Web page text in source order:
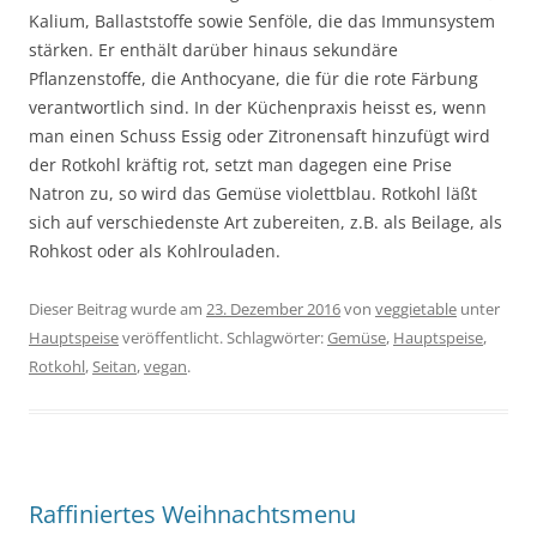
Kalium, Ballaststoffe sowie Senföle, die das Immunsystem
stärken. Er enthält darüber hinaus sekundäre
Pflanzenstoffe, die Anthocyane, die für die rote Färbung
verantwortlich sind. In der Küchenpraxis heisst es, wenn
man einen Schuss Essig oder Zitronensaft hinzufügt wird
der Rotkohl kräftig rot, setzt man dagegen eine Prise
Natron zu, so wird das Gemüse violettblau. Rotkohl läßt
sich auf verschiedenste Art zubereiten, z.B. als Beilage, als
Rohkost oder als Kohlrouladen.
Dieser Beitrag wurde am 23. Dezember 2016von veggietable unter
Hauptspeiseveröffentlicht. Schlagwörter:Gemüse, Hauptspeise,
Rotkohl, Seitan,vegan.
Raffiniertes Weihnachtsmenu